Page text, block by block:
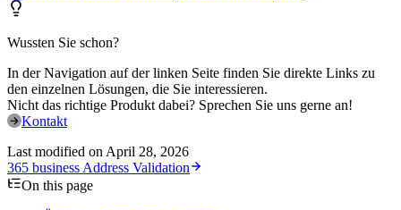
Wussten Sie schon?
In der Navigation auf der linken Seite finden Sie direkte Links zu
den einzelnen Lösungen, die Sie interessieren.
Nicht das richtige Produkt dabei? Sprechen Sie uns gerne an!
Kontakt
Last modified on April 28, 2026
365 business Address Validation
On this page